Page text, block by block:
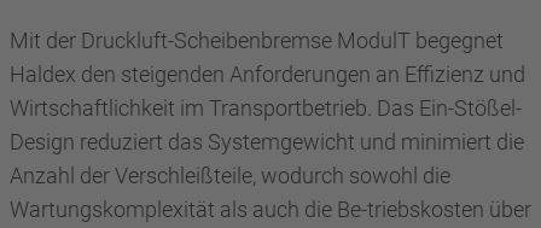
Mit der Druckluft-Scheibenbremse ModulT begegnet
Haldex den steigenden Anforderungen an Effizienz und
Wirtschaftlichkeit im Transportbetrieb. Das Ein-Stößel-
Design reduziert das Systemgewicht und minimiert die
Anzahl der Verschleißteile, wodurch sowohl die
Wartungskomplexität als auch die Be-triebskosten über